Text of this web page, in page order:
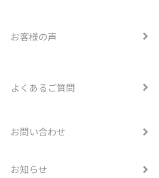
お客様の声
よくあるご質問
お問い合わせ
お知らせ